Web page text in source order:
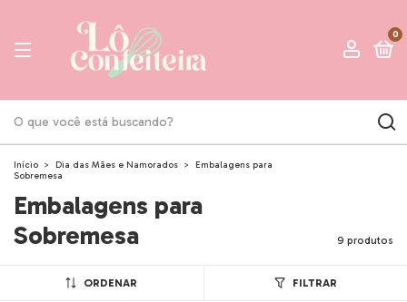
0
Início > Dia das Mães e Namorados >
Embalagens para
Sobremesa
Embalagens para
Sobremesa
9 produtos
ORDENAR FILTRAR